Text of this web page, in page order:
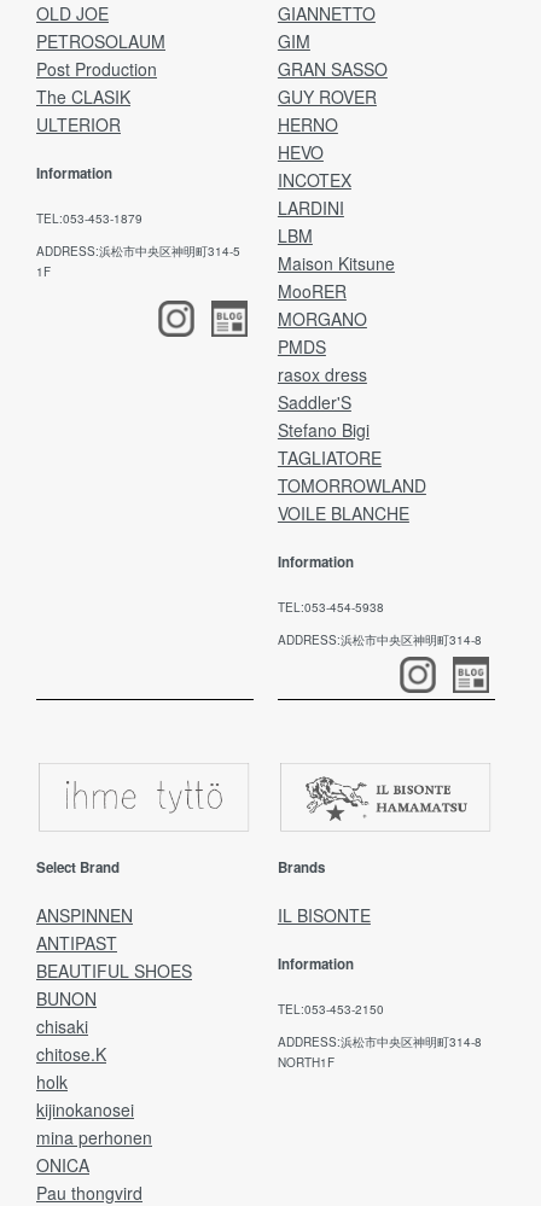
OLD JOE
PETROSOLAUM
Post Production
The CLASIK
ULTERIOR
Information
TEL:053-453-1879
ADDRESS:浜松市中央区神明町314-5
1F
GIANNETTO
GIM
GRAN SASSO
GUY ROVER
HERNO
HEVO
INCOTEX
LARDINI
LBM
Maison Kitsune
MooRER
MORGANO
PMDS
rasox dress
Saddler'S
Stefano Bigi
TAGLIATORE
TOMORROWLAND
VOILE BLANCHE
Information
TEL:053-454-5938
ADDRESS:浜松市中央区神明町314-8
Select Brand
ANSPINNEN
ANTIPAST
BEAUTIFUL SHOES
BUNON
chisaki
chitose.K
holk
kijinokanosei
mina perhonen
ONICA
Pau thongvird
Brands
IL BISONTE
Information
TEL:053-453-2150
ADDRESS:浜松市中央区神明町314-8
NORTH1F